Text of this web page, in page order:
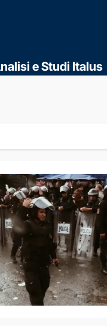
e Studi Italus